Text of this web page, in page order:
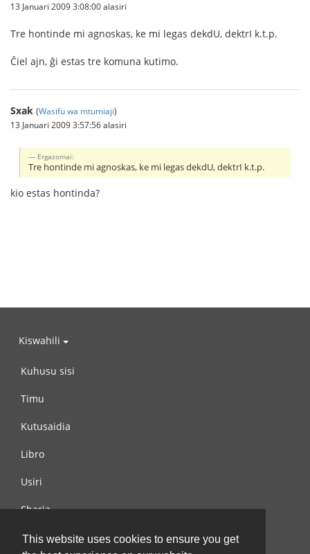
This website uses cookies to ensure you get
13 Januari 2009 3:08:00 alasiri
Tre hontinde mi agnoskas, ke mi legas dekdU, dektrI k.t.p.
Ĉiel ajn, ĝi estas tre komuna kutimo.
Sxak (Wasifu wa mtumiaji)
13 Januari 2009 3:57:56 alasiri
Ergazomai:
Tre hontinde mi agnoskas, ke mi legas dekdU, dektrI k.t.p.
kio estas hontinda?
Kiswahili
Kuhusu sisi
Timu
Kutusaidia
Libro
Usiri
Sheria
Wasiliana na si